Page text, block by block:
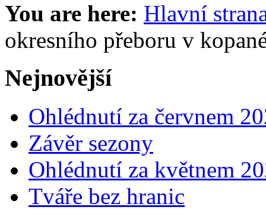
You are here: Hlavní
okresního přeboru v
Nejnovější
Ohlédnutí za červnem
Závěr sezony
Ohlédnutí za květnem
Tváře bez hranic